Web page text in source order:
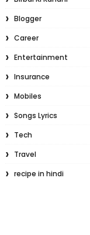
Blogger
Career
Entertainment
Insurance
Mobiles
Songs Lyrics
Tech
Travel
recipe in hindi